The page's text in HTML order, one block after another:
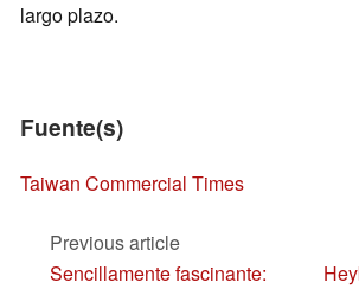
largo plazo.
Fuente(s)
Taiwan Commercial Times
Previous article
Sencillamente fascinante: